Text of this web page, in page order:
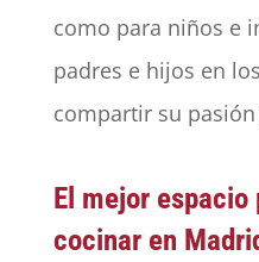
como para niños e
padres e hijos en
compartir su
El mejor espacio
cocinar en